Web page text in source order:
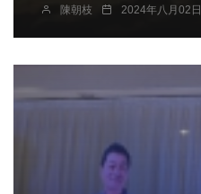
陳朝枝 2024年八月02日